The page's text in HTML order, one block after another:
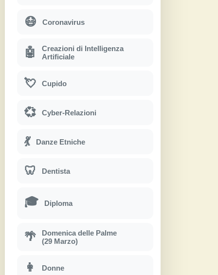
😷 Coronavirus
🤖
Creazioni di Intelligenza
Artificiale
💘 Cupido
💞 Cyber-Relazioni
💃 Danze Etniche
🦷 Dentista
🎓 Diploma
🌴
Domenica delle Palme
(29 Marzo)
👩 Donne